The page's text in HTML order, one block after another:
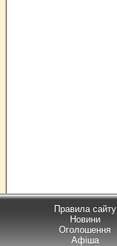
Правила сайту
Новини
Оголошення
Афіша